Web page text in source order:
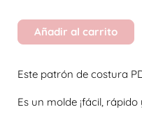
Añadir al carrito
Este patrón de costura
Es un molde ¡fácil,